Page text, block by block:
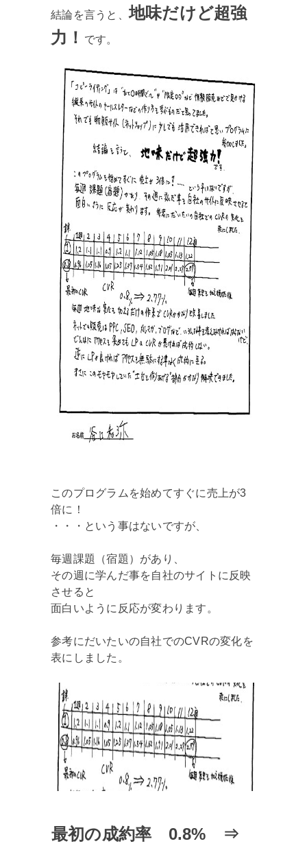
結論を言うと、地味だけど超強
力！
です。
このプログラムを始めてすぐに売上が3
倍に！
・・・という事はないですが、
毎週課題（宿題）があり、
その週に学んだ事を自社のサイトに反映
させると
面白いように反応が変わります。
参考にだいたいの自社でのCVRの変化を
表にしました。
最初の成約率 0.8% ⇒